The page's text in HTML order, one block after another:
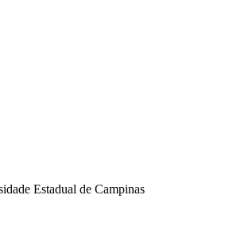
Estadual de Campinas